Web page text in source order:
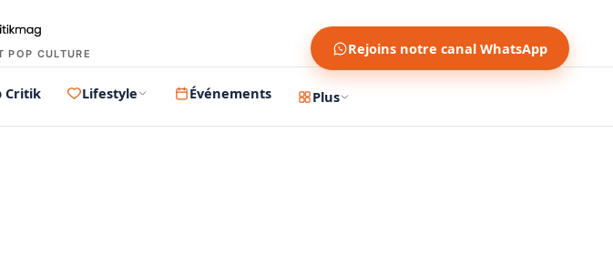
POP CULTURE Rejoins notre canal WhatsApp
Critik Lifestyle Événements Plus